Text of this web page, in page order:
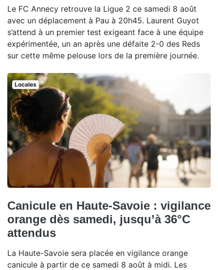
Le FC Annecy retrouve la Ligue 2 ce samedi 8 août
avec un déplacement à Pau à 20h45. Laurent Guyot
s’attend à un premier test exigeant face à une équipe
expérimentée, un an après une défaite 2-0 des Reds
sur cette même pelouse lors de la première journée.
Locales
Canicule en Haute-Savoie : vigilance
orange dès samedi, jusqu’à 36°C
attendus
La Haute-Savoie sera placée en vigilance orange
canicule à partir de ce samedi 8 août à midi. Les